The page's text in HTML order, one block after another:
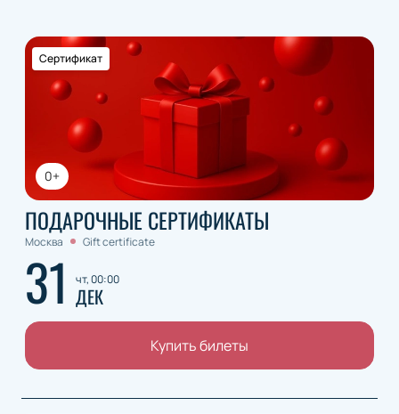
0+
Сертификат
ПОДАРОЧНЫЕ СЕРТИФИКАТЫ
Москва Gift certificate
31 чт, 00:00
ДЕК
Купить билеты